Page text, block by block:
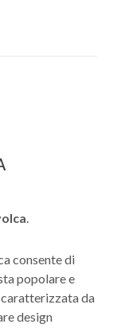
.
consente di
popolare e
da
design